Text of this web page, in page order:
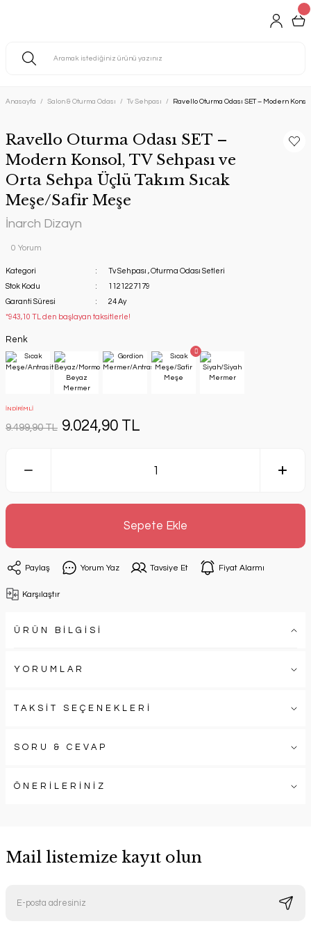
Anasayfa Salon & Oturma Odası Tv Sehpası Ravello Oturma Odası SET – Modern
Ravello Oturma Odası SET –
Modern Konsol, TV Sehpası ve
Orta Sehpa Üçlü Takım Sıcak
Meşe/Safir Meşe
İnarch Dizayn
0 Yorum
Kategori Tv Sehpası ,Oturma Odası Setleri
Stok Kodu
1121227179
Garanti Süresi
24 Ay
*943,10 TL den başlayan taksitlerle!
Renk
İNDİRİMLİ
9.499,90 TL 9.024,90 TL
Sepete Ekle
Paylaş Yorum Yaz Tavsiye Et Fiyat Alarmı
Karşılaştır
ÜRÜN BİLGİSİ
YORUMLAR
TAKSİT SEÇENEKLERİ
SORU & CEVAP
ÖNERİLERİNİZ
Mail listemize kayıt olun